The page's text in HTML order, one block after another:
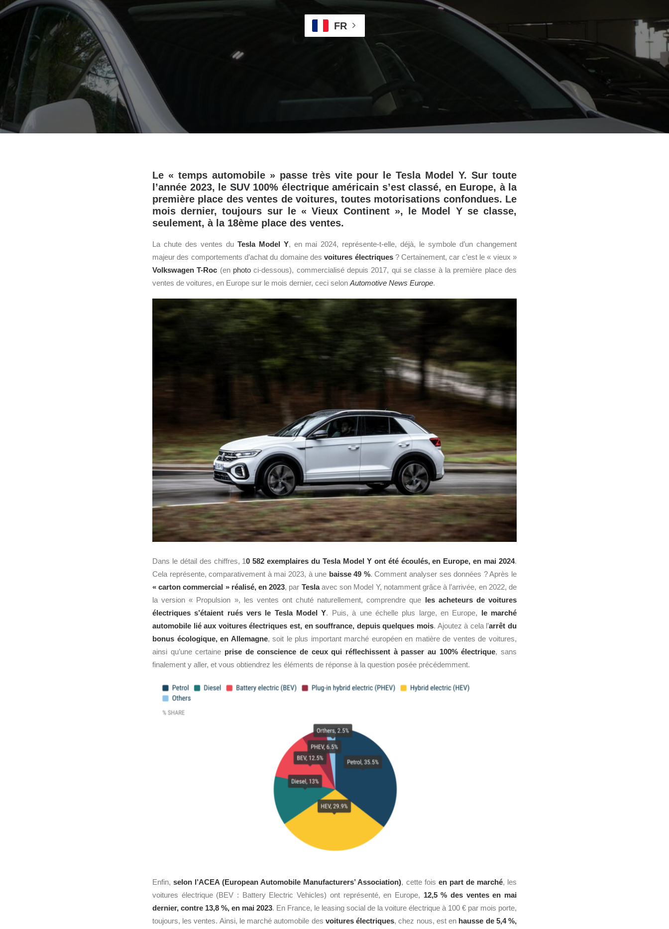
FR
Le « temps automobile » passe très vite pour le Tesla Model Y. Sur toute
l’année 2023, le SUV 100% électrique américain s’est classé, en Europe, à la
première place des ventes de voitures, toutes motorisations confondues. Le
mois dernier, toujours sur le « Vieux Continent », le Model Y se classe,
seulement, à la 18ème place des ventes.
La chute des ventes du TeslaModel Y, en mai 2024, représente-t-elle, déjà, le symbole d’un changement
majeur des comportements d’achat du domaine desvoitures électriques? Certainement, car c’est le « vieux »
Volkswagen T-Roc (en photo ci-dessous), commercialisé depuis 2017, qui se classe à la première place des
ventes de voitures, en Europe sur le mois dernier, ceci selon Automotive News Europe.
Dans le détail des chiffres, 10 582 exemplaires du Tesla Model Y ont été écoulés, en Europe, en mai 2024.
Cela représente, comparativement à mai 2023, à une baisse 49 %. Comment analyser ses données ? Après le
« carton commercial » réalisé, en 2023, par Teslaavec son Model Y, notamment grâce à l’arrivée, en 2022, de
la version « Propulsion », les ventes ont chuté naturellement, comprendre que les acheteurs de voitures
électriques s’étaient rués vers le Tesla Model Y. Puis, à une échelle plus large, en Europe, le marché
automobile lié aux voitures électriques est, en souffrance, depuis quelques mois. Ajoutez à cela l’arrêt du
bonus écologique, en Allemagne, soit le plus important marché européen en matière de ventes de voitures,
ainsi qu’une certaine prise de conscience de ceux qui réflechissent à passer au 100% électrique, sans
finalement y aller, et vous obtiendrez les éléments de réponse à la question posée précédemment.
Enfin,selon l’ACEA (European Automobile Manufacturers’ Association), cette fois en part de marché, les
voitures électrique (BEV : Battery Electric Vehicles) ont représenté, en Europe, 12,5 % des ventes en mai
dernier, contre 13,8 %, en mai 2023. En France, le leasing social de la voiture électrique à 100 € par mois porte,
toujours, les ventes. Ainsi, le marché automobile des voitures électriques, chez nous, est en hausse de 5,4 %,